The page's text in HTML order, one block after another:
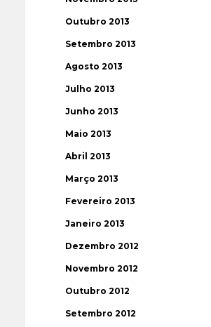
Outubro 2013
Setembro 2013
Agosto 2013
Julho 2013
Junho 2013
Maio 2013
Abril 2013
Março 2013
Fevereiro 2013
Janeiro 2013
Dezembro 2012
Novembro 2012
Outubro 2012
Setembro 2012